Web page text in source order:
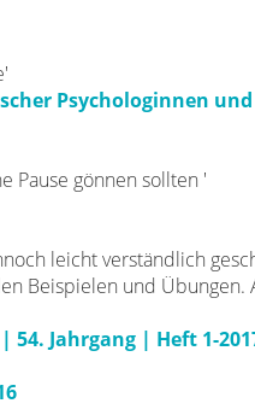
Psychologinnen
Pause gönnen sollten '
leicht verständlich
Beispielen und Übungen.
Jahrgang | Heft 1-